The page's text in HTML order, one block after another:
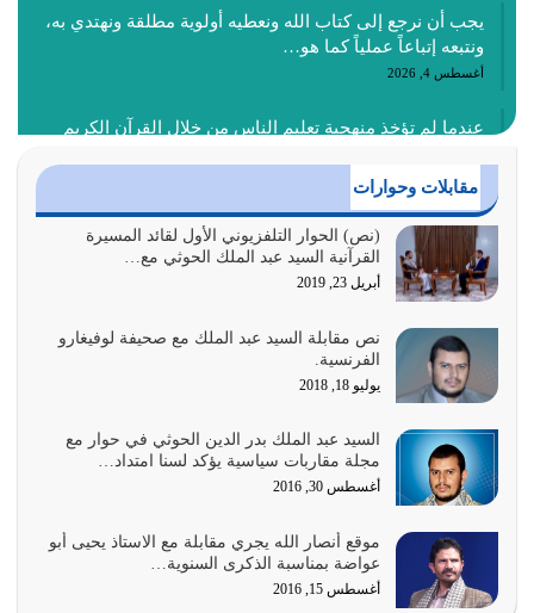
يجب أن نرجع إلى كتاب الله ونعطيه أولوية مطلقة ونهتدي به،
ونتبعه إتباعاً عملياً كما هو…
أغسطس 4, 2026
عندما لم تؤخذ منهجية تعليم الناس من خلال القرآن الكريم
أغسطس 3, 2026
الغاية من الصلاة هو ذكر الله (أقم الصلاة لذكري) إضافة إلى
{وَأَعِدُّوا لَهُمْ مَا…
أغسطس 2, 2026
السبب الرئيسي لشقاء الأمة الابتعاد عن كتاب الله والتعدي
لحدود الله بالإضافات للدين
أغسطس 1, 2026
أبرز أسباب الشقاء هو الإعراض عن ذكر الله وعن هدى الله
المتمثل في القرآن الكريم
يوليو 31, 2026
أولياء الشيطان كلما كانوا أكثر ولاءً وطاعة للشيطان كلما كانوا
أكثر ضعفاً
يوليو 30, 2026
مقابلات وحوارات
(نص) الحوار التلفزيوني الأول لقائد المسيرة
القرآنية السيد عبد الملك الحوثي مع…
أبريل 23, 2019
نص مقابلة السيد عبد الملك مع صحيفة لوفيغارو
الفرنسية.
يوليو 18, 2018
السيد عبد الملك بدر الدين الحوثي في حوار مع
مجلة مقاربات سياسية يؤكد لسنا امتداد…
أغسطس 30, 2016
موقع أنصار الله يجري مقابلة مع الاستاذ يحيى أبو
عواضة بمناسبة الذكرى السنوية…
أغسطس 15, 2016